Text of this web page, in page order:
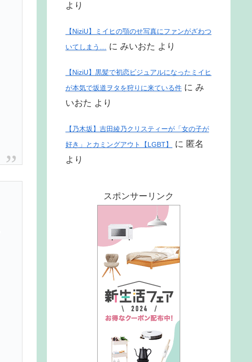
より
【NiziU】ミイヒの顎のせ写真にファンがざわつ
いてしまう… に みいおた より
【NiziU】黒髪で初恋ビジュアルになったミイヒ
が本気で坂道ヲタを狩りに来ている件 に み
いおた より
【乃木坂】吉田綾乃クリスティーが「女の子が
好き」とカミングアウト【LGBT】
に 匿名
より
スポンサーリンク